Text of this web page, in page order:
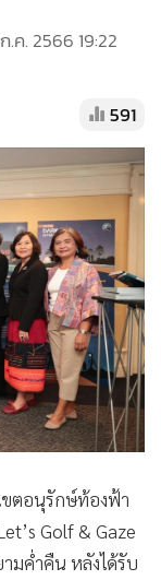
.ค. 2566 19:22
591
ขตอนุรักษ์ท้องฟ้า
Golf & Gaze
มค่ำคืน หลังได้รับ